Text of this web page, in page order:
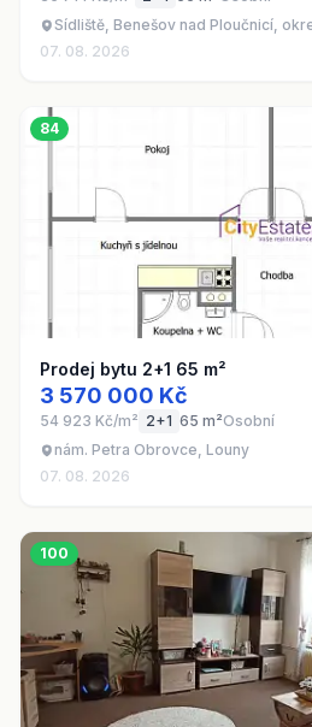
Sídliště, Benešov nad Ploučnicí,
07. 08. 2026
84
Prodej bytu 2+1 65 m²
3 570 000 Kč
54 923 Kč/m² 2+1 65 m²Osobní
nám. Petra Obrovce, Louny
07. 08. 2026
100